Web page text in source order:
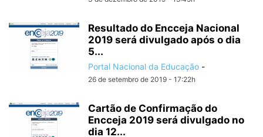
Resultado do Encceja Nacional
2019 será divulgado após o dia
5...
Portal Nacional da Educação -
26 de setembro de 2019 - 17:22h
Cartão de Confirmação do
Encceja 2019 será divulgado no
dia 12...